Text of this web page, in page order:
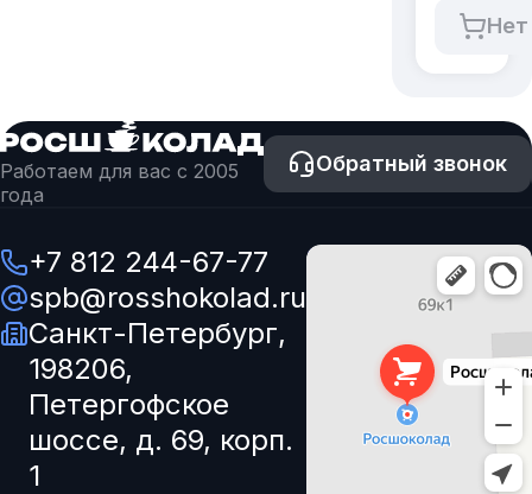
30%
Работаем для вас с 2005
года
Обратный звонок
+7 812 244-67-77
spb@rosshokolad.ru
Санкт-Петербург,
198206,
Петергофское
шоссе, д. 69, корп.
1